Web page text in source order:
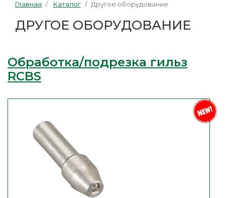
Главная Каталог Другое оборудование
ДРУГОЕ ОБОРУДОВАНИЕ
Обработка/подрезка гильз
RCBS